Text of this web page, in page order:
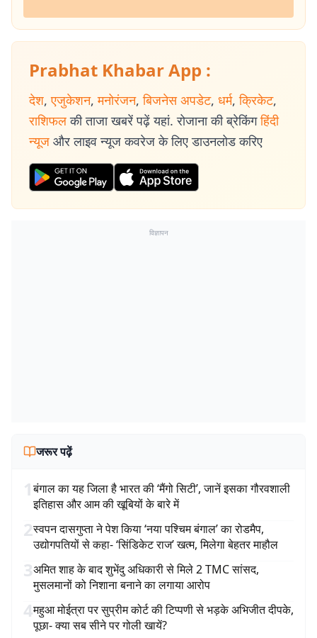
Prabhat Khabar App :
देश, एजुकेशन, मनोरंजन, बिजनेस अपडेट, धर्म, क्रिकेट,
राशिफल की ताजा खबरें पढ़ें यहां. रोजाना की ब्रेकिंग हिंदी
न्यूज और लाइव न्यूज कवरेज के लिए डाउनलोड करिए
विज्ञापन
जरूर पढ़ें
1बंगाल का यह जिला है भारत की ‘मैंगो सिटी’, जानें इसका गौरवशाली
इतिहास और आम की खूबियों के बारे में
2स्वपन दासगुप्ता ने पेश किया ‘नया पश्चिम बंगाल’ का रोडमैप,
उद्योगपतियों से कहा- ‘सिंडिकेट राज’ खत्म, मिलेगा बेहतर माहौल
3अमित शाह के बाद शुभेंदु अधिकारी से मिले 2 TMC सांसद,
मुसलमानों को निशाना बनाने का लगाया आरोप
4महुआ मोईत्रा पर सुप्रीम कोर्ट की टिप्पणी से भड़के अभिजीत दीपके,
पूछा- क्या सब सीने पर गोली खायें?